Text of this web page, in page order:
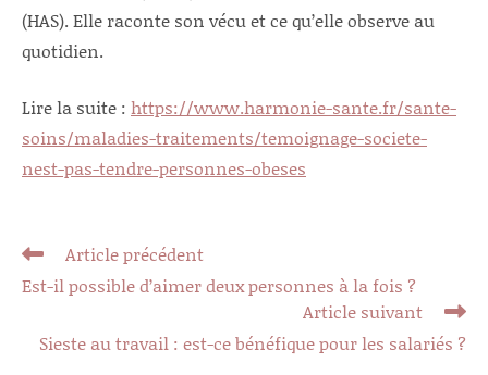
(HAS). Elle raconte son vécu et ce qu’elle observe au
quotidien.
Lire la suite : https://www.harmonie-sante.fr/sante-
soins/maladies-traitements/temoignage-societe-
nest-pas-tendre-personnes-obeses
Read
articles
Article précédent
Est-il possible d’aimer deux personnes à la fois ?
Article suivant
Sieste au travail : est-ce bénéfique pour les salariés ?